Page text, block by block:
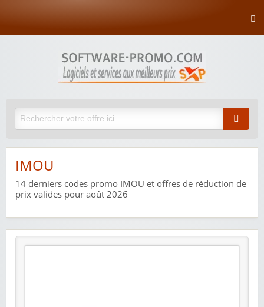
IMOU
14 derniers codes promo IMOU et offres de réduction de
prix valides pour août 2026